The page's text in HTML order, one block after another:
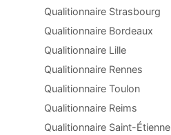
Qualitionnaire Strasbourg
Qualitionnaire Bordeaux
Qualitionnaire Lille
Qualitionnaire Rennes
Qualitionnaire Toulon
Qualitionnaire Reims
Qualitionnaire Saint-Étienne